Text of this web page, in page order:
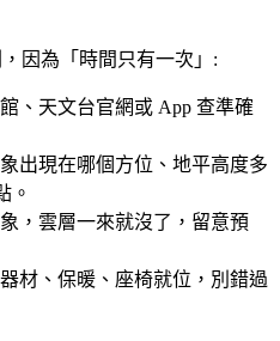
因為「時間只有一次」:
館、天文台官網或 App 查準確
象出現在哪個方位、地平高度多
。
，雲層一來就沒了，留意預
器材、保暖、座椅就位，別錯過